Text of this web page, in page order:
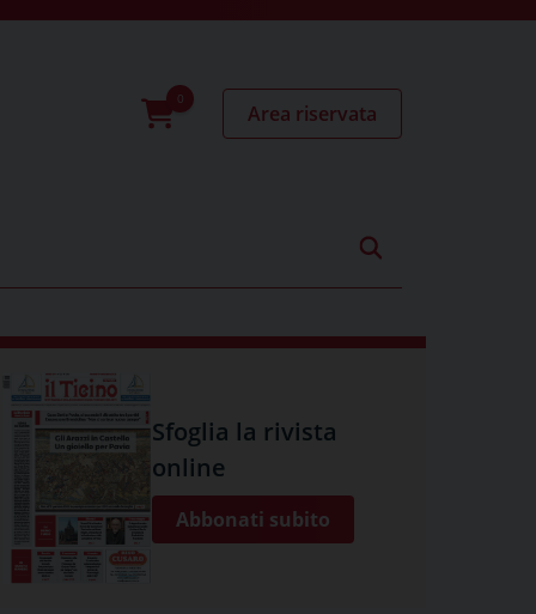
0
Area riservata
Sfoglia la rivista
online
Abbonati subito